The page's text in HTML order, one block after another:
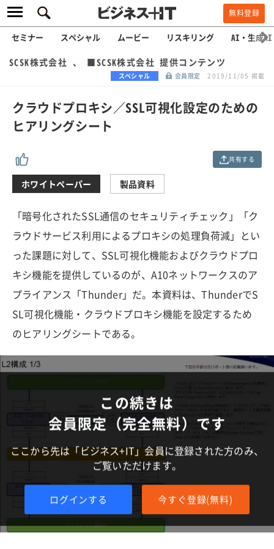
無料登録
セミナー スペシャル ムービー リスキリング AI・生成AI
SCSK株式会社 、 ■SCSK株式会社 提供コンテンツ
スペシャル 会員限定 2019/11/05 掲載
クラウドプロキシ／SSL可視化設定のための
ヒアリングシート
共有する
ホワイトペーパー 製品資料
「暗号化されたSSL通信のセキュリティチェック」「ク
ラウドサービス利用によるプロキシの処理負荷減」とい
った課題に対して、SSL可視化機能およびクラウドプロ
キシ機能を提供しているのが、A10ネットワークスのア
プライアンス「Thunder」だ。本資料は、ThunderでS
SL可視化機能・クラウドプロキシ機能を設定するため
のヒアリングシートである。
この続きは
会員限定（完全無料）です
ここから先は「ビジネス+IT」会員に登録された方のみ、
ご覧いただけます。
ログインする 今すぐ登録(無料)